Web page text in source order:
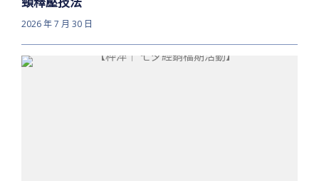
2026 年 7 月 30 日